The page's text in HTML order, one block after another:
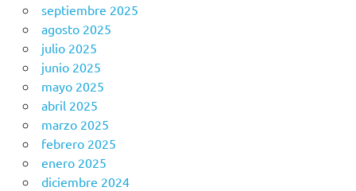
septiembre 2025
agosto 2025
julio 2025
junio 2025
mayo 2025
abril 2025
marzo 2025
febrero 2025
enero 2025
diciembre 2024